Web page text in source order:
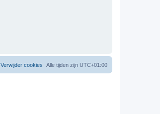
Alle tijden zijn UTC+01:00
Verwijder cookies